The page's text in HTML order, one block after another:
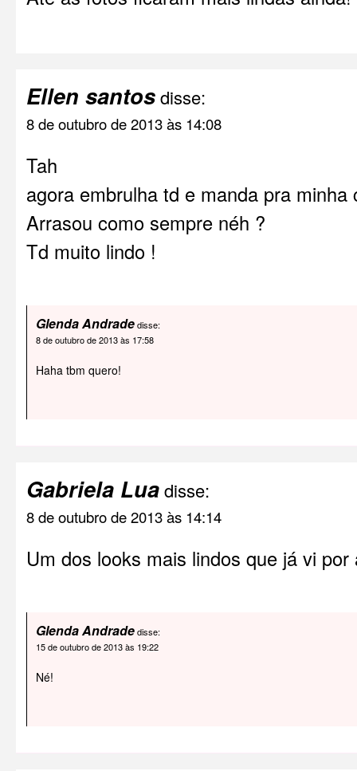
Ellen santosdisse:
8 de outubro de 2013 às 14:08
Tah
agora embrulha td e manda pra
Arrasou como sempre néh ?
Td muito lindo !
Glenda Andradedisse:
8 de outubro de 2013 às 17:58
Haha tbm quero!
Gabriela Luadisse:
8 de outubro de 2013 às 14:14
Um dos looks mais lindos que já vi por
Glenda Andradedisse:
15 de outubro de 2013 às 19:22
Né!